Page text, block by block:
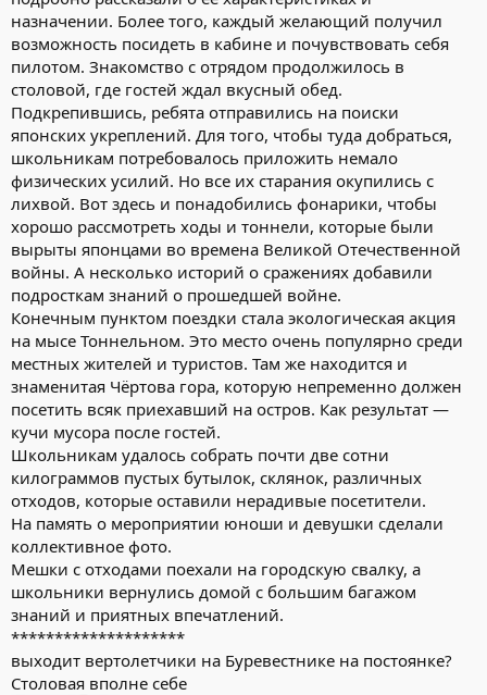
назначении. Более того, каждый желающий получил
возможность посидеть в кабине и почувствовать себя
пилотом. Знакомство с отрядом продолжилось в
столовой, где гостей ждал вкусный обед.
Подкрепившись, ребята отправились на поиски
японских укреплений. Для того, чтобы туда добраться,
школьникам потребовалось приложить немало
физических усилий. Но все их старания окупились с
лихвой. Вот здесь и понадобились фонарики, чтобы
хорошо рассмотреть ходы и тоннели, которые были
вырыты японцами во времена Великой Отечественной
войны. А несколько историй о сражениях добавили
подросткам знаний о прошедшей войне.
Конечным пунктом поездки стала экологическая акция
на мысе Тоннельном. Это место очень популярно среди
местных жителей и туристов. Там же находится и
знаменитая Чёртова гора, которую непременно должен
посетить всяк приехавший на остров. Как результат —
кучи мусора после гостей.
Школьникам удалось собрать почти две сотни
килограммов пустых бутылок, склянок, различных
отходов, которые оставили нерадивые посетители.
На память о мероприятии юноши и девушки сделали
коллективное фото.
Мешки с отходами поехали на городскую свалку, а
школьники вернулись домой с большим багажом
знаний и приятных впечатлений.
********************
выходит вертолетчики на Буревестнике на постоянке?
Столовая вполне себе